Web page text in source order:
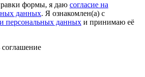
формы, я даю согласие на
данных. Я ознакомлен(а) с
персональных данных и принимаю её